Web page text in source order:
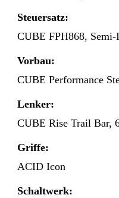
Steuersatz:
CUBE FPH868, Semi-
Vorbau:
CUBE Performance
Lenker:
CUBE Rise Trail Bar,
Griffe:
ACID Icon
Schaltwerk: